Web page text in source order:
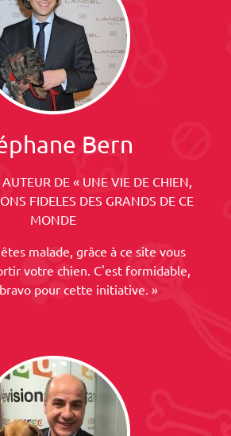
Bern
DE « UNE VIE DE CHIEN,
FIDELES DES GRANDS DE CE
MONDE
malade, grâce à ce site vous
votre chien. C'est formidable,
pour cette initiative. »